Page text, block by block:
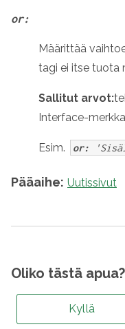
or:
Määrittää
tagi ei itse tuota
Sallitut arvot:
Interface-
Esim. or:
Pääaihe: Uutissivut
Oliko tästä apua?
Kyllä